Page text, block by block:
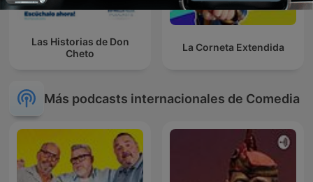
Las Historias de Don
Cheto
La Corneta Extendida
Más podcasts internacionales de Comedia